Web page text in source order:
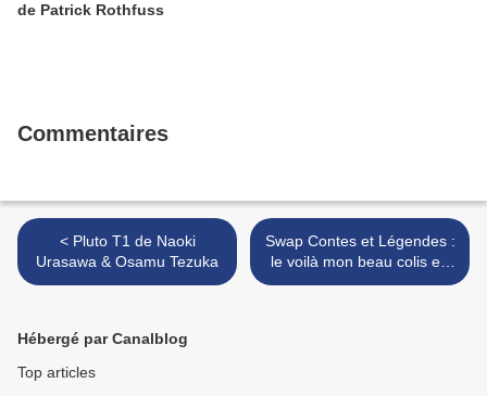
de Patrick Rothfuss
Commentaires
< Pluto T1 de Naoki
Urasawa & Osamu Tezuka
Swap Contes et Légendes :
le voilà mon beau colis en
ce mardi, youpi! >
Hébergé par Canalblog
Top articles